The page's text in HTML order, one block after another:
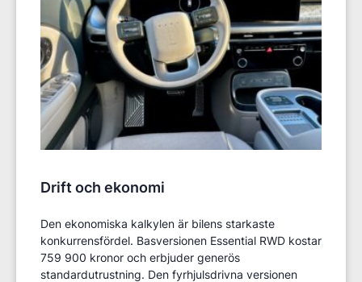
Drift och ekonomi
Den ekonomiska kalkylen är bilens starkaste
konkurrensfördel. Basversionen Essential RWD kostar
759 900 kronor och erbjuder generös
standardutrustning. Den fyrhjulsdrivna versionen